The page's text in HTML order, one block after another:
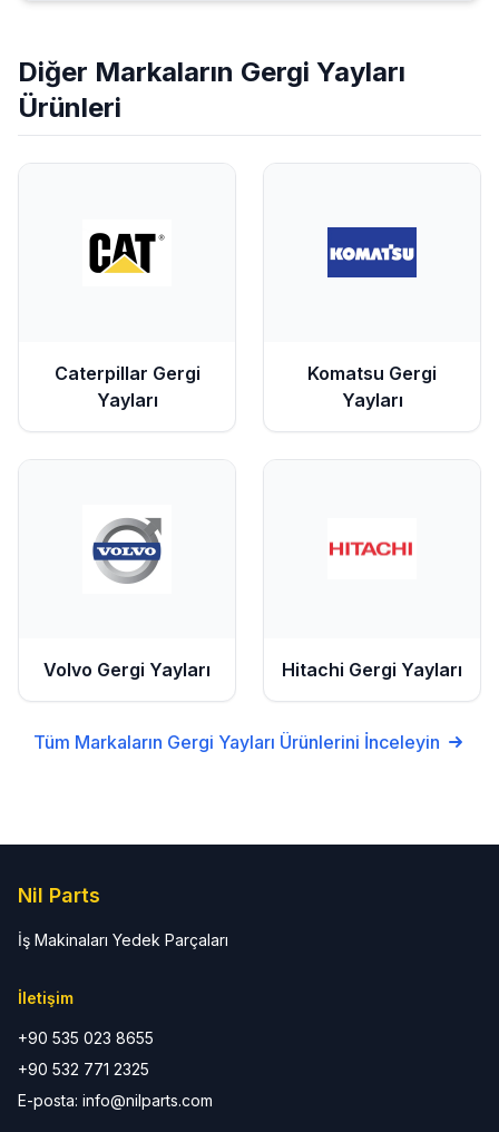
Diğer Markaların Gergi Yayları
Ürünleri
Caterpillar Gergi
Yayları
Komatsu Gergi
Yayları
Volvo Gergi Yayları Hitachi Gergi Yayları
Tüm Markaların Gergi Yayları Ürünlerini İnceleyin
Nil Parts
İş Makinaları Yedek Parçaları
İletişim
+90 535 023 8655
+90 532 771 2325
E-posta: info@nilparts.com